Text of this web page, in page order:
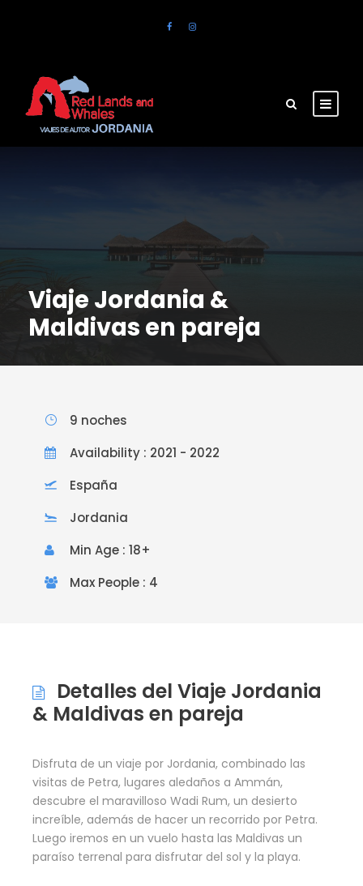
Viaje Jordania &
Maldivas en pareja
9 noches
Availability : 2021 - 2022
España
Jordania
Min Age : 18+
Max People : 4
Detalles del Viaje Jordania
& Maldivas en pareja
Disfruta de un viaje por Jordania, combinado las
visitas de Petra, lugares aledaños a Ammán,
descubre el maravilloso Wadi Rum, un desierto
increíble, además de hacer un recorrido por Petra.
Luego iremos en un vuelo hasta las Maldivas un
paraíso terrenal para disfrutar del sol y la playa.